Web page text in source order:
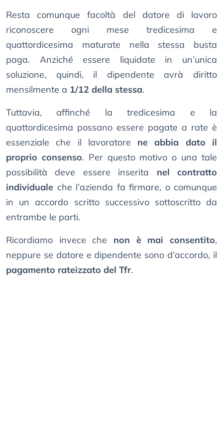
Resta comunque facoltà del datore di lavoro
riconoscere ogni mese tredicesima e
quattordicesima maturate nella stessa busta
paga. Anziché essere liquidate in un’unica
soluzione, quindi, il dipendente avrà diritto
mensilmente a 1/12 della stessa.
Tuttavia, affinché la tredicesima e la
quattordicesima possano essere pagate a rate è
essenziale che il lavoratore ne abbia dato il
proprio consenso. Per questo motivo o una tale
possibilità deve essere inserita nel contratto
individuale che l’azienda fa firmare, o comunque
in un accordo scritto successivo sottoscritto da
entrambe le parti.
Ricordiamo invece che non è mai consentito,
neppure se datore e dipendente sono d’accordo, il
pagamento rateizzato del Tfr.